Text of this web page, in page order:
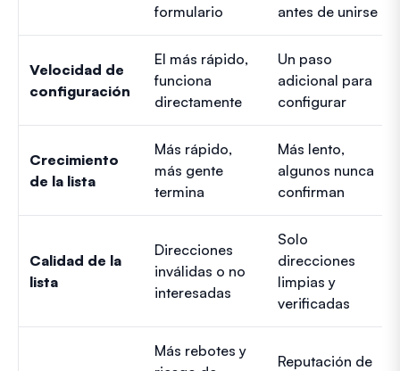
formulario
antes de unirse
Velocidad de
configuración
El más rápido,
funciona
directamente
Un paso
adicional para
configurar
Crecimiento
de la lista
Más rápido,
más gente
termina
Más lento,
algunos nunca
confirman
Calidad de la
lista
Direcciones
inválidas o no
interesadas
Solo
direcciones
limpias y
verificadas
Más rebotes y
Reputación de